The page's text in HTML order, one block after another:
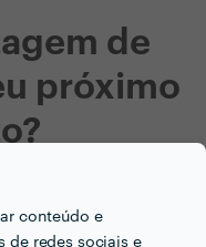
conteúdo e
de redes sociais e
de
próximo
vamos encontar
para si!